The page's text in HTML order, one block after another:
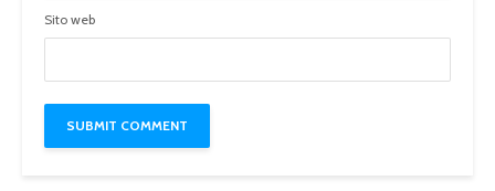
Sito web